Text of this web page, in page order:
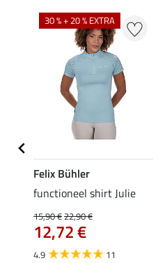
30 % + 20 % EXTRA
Felix Bühler
functioneel shirt Julie
15,90 €22,90 €
12,72 €
4.9 11